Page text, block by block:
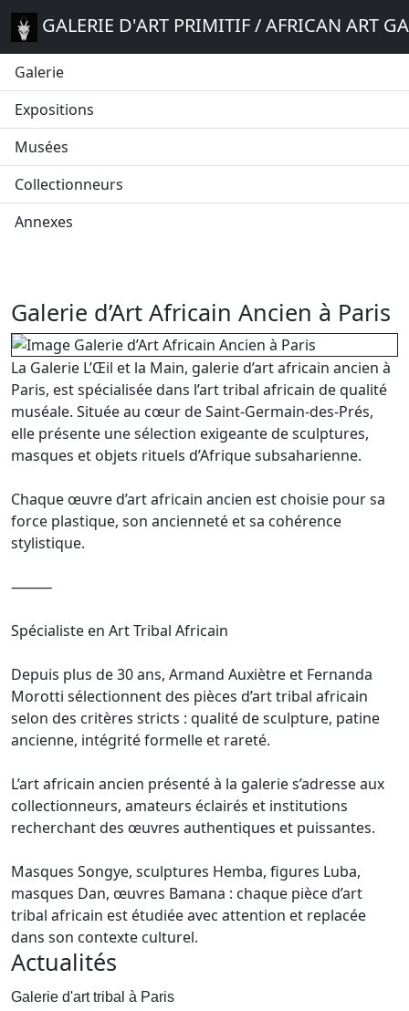
GALERIE D'ART PRIMITIF / AFRICAN ART
Galerie
Expositions
Musées
Collectionneurs
Annexes
Galerie d’Art Africain Ancien à Paris
La Galerie L’Œil et la Main, galerie d’art africain ancien à
Paris, est spécialisée dans l’art tribal africain de qualité
muséale. Située au cœur de Saint-Germain-des-Prés,
elle présente une sélection exigeante de sculptures,
masques et objets rituels d’Afrique subsaharienne.
Chaque œuvre d’art africain ancien est choisie pour sa
force plastique, son ancienneté et sa cohérence
stylistique.
⸻
Spécialiste en Art Tribal Africain
Depuis plus de 30 ans, Armand Auxiètre et Fernanda
Morotti sélectionnent des pièces d’art tribal africain
selon des critères stricts : qualité de sculpture, patine
ancienne, intégrité formelle et rareté.
L’art africain ancien présenté à la galerie s’adresse aux
collectionneurs, amateurs éclairés et institutions
recherchant des œuvres authentiques et puissantes.
Masques Songye, sculptures Hemba, figures Luba,
masques Dan, œuvres Bamana : chaque pièce d’art
tribal africain est étudiée avec attention et replacée
dans son contexte culturel.
Actualités
Galerie d'art tribal à Paris